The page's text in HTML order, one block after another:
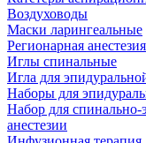
Воздуховоды
Маски ларингеальные
Регионарная анестезия
Иглы спинальные
Игла для
Наборы для
Набор для
анестезии